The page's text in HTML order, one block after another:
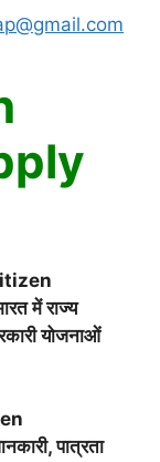
में राज्य
योजनाओं
पात्रता